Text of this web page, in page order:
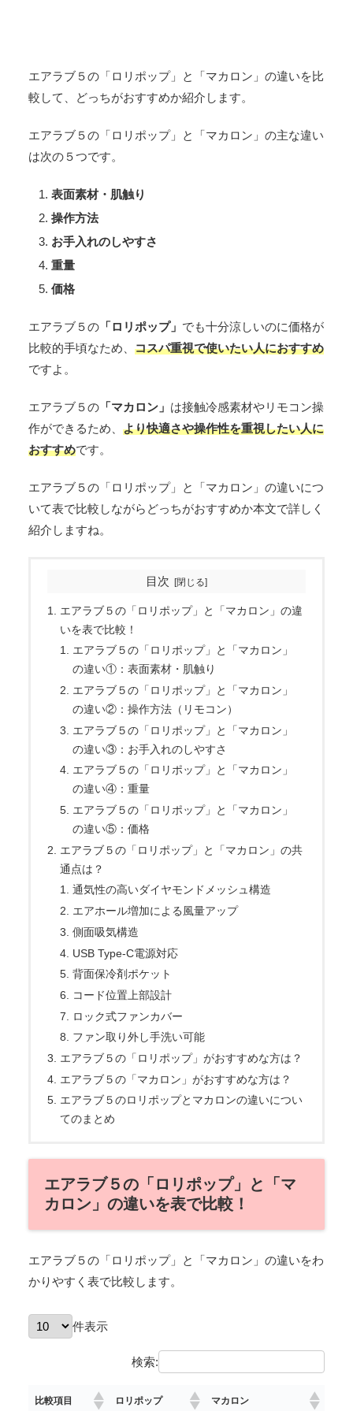
エアラブ５の「ロリポップ」と「マカロン」の違いを比
較して、どっちがおすすめか紹介します。
エアラブ５の「ロリポップ」と「マカロン」の主な違い
は次の５つです。
表面素材・肌触り
操作方法
お手入れのしやすさ
重量
価格
エアラブ５の 「ロリポップ」 でも十分涼しいのに価格が
比較的手頃なため、 コスパ重視で使いたい人におすすめ
ですよ。
エアラブ５の 「マカロン」 は接触冷感素材やリモコン操
作ができるため、 より快適さや操作性を重視したい人に
おすすめです。
エアラブ５の「ロリポップ」と「マカロン」の違いにつ
いて表で比較しながらどっちがおすすめか本文で詳しく
紹介しますね。
目次
エアラブ５の「ロリポップ」と「マカロン」の違
いを表で比較！
エアラブ５の「ロリポップ」と「マカロン」
の違い①：表面素材・肌触り
エアラブ５の「ロリポップ」と「マカロン」
の違い②：操作方法（リモコン）
エアラブ５の「ロリポップ」と「マカロン」
の違い③：お手入れのしやすさ
エアラブ５の「ロリポップ」と「マカロン」
の違い④：重量
エアラブ５の「ロリポップ」と「マカロン」
の違い⑤：価格
エアラブ５の「ロリポップ」と「マカロン」の共
通点は？
通気性の高いダイヤモンドメッシュ構造
エアホール増加による風量アップ
側面吸気構造
USB Type-C電源対応
背面保冷剤ポケット
コード位置上部設計
ロック式ファンカバー
ファン取り外し手洗い可能
エアラブ５の「ロリポップ」がおすすめな方は？
エアラブ５の「マカロン」がおすすめな方は？
エアラブ５のロリポップとマカロンの違いについ
てのまとめ
エアラブ５の「ロリポップ」と「マ
カロン」の違いを表で比較！
エアラブ５の「ロリポップ」と「マカロン」の違いをわ
かりやすく表で比較します。
件表示
検索:
比較項目 ロリポップ マカロン